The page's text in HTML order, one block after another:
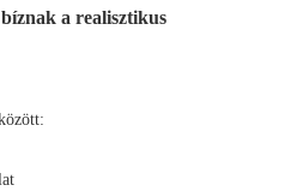
a realisztikus